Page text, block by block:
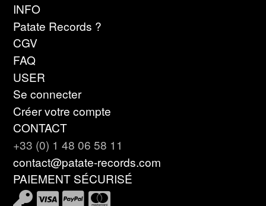
INFO
Patate Records ?
CGV
FAQ
USER
Se connecter
Créer votre compte
CONTACT
+33 (0) 1 48 06 58 11
contact@patate-records.com
PAIEMENT SÉCURISÉ